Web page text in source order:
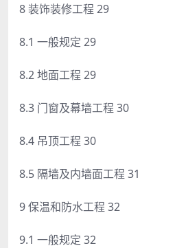
8 装饰装修工程 29
8.1 一般规定 29
8.2 地面工程 29
8.3 门窗及幕墙工程 30
8.4 吊顶工程 30
8.5 隔墙及内墙面工程 31
9 保温和防水工程 32
9.1 一般规定 32